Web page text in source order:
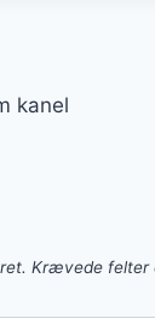
kanel
Krævede felter